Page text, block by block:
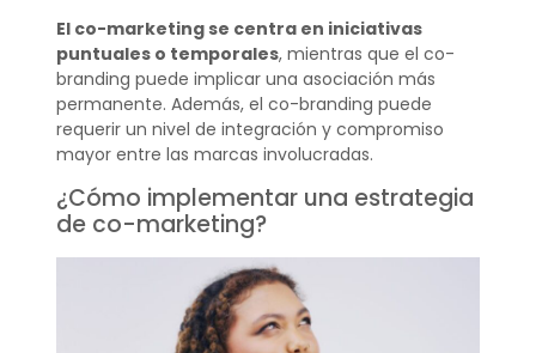
El co-marketing se centra en iniciativas
puntuales o temporales, mientras que el co-
branding puede implicar una asociación más
permanente. Además, el co-branding puede
requerir un nivel de integración y compromiso
mayor entre las marcas involucradas.
¿Cómo implementar una estrategia
de co-marketing?